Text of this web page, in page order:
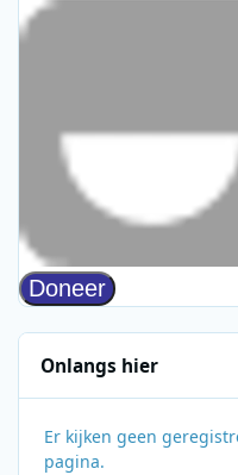
Onlangs hier
Er kijken geen
pagina.